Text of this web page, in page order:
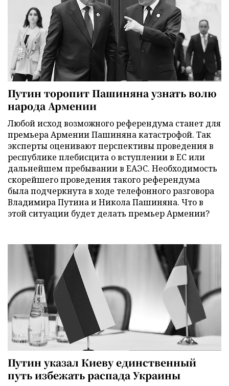
Путин торопит Пашиняна узнать волю
народа Армении
Любой исход возможного референдума станет для
премьера Армении Пашиняна катастрофой. Так
эксперты оценивают перспективы проведения в
республике плебисцита о вступлении в ЕС или
дальнейшем пребывании в ЕАЭС. Необходимость
скорейшего проведения такого референдума
была подчеркнута в ходе телефонного разговора
Владимира Путина и Никола Пашиняна. Что в
этой ситуации будет делать премьер Армении?
Путин указал Киеву единственный
путь избежать распада Украины